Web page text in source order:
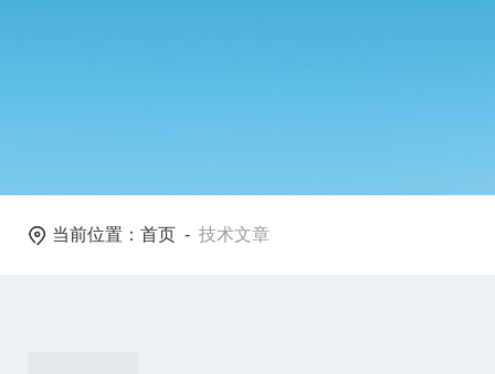
当前位置： 首页 - 技术文章